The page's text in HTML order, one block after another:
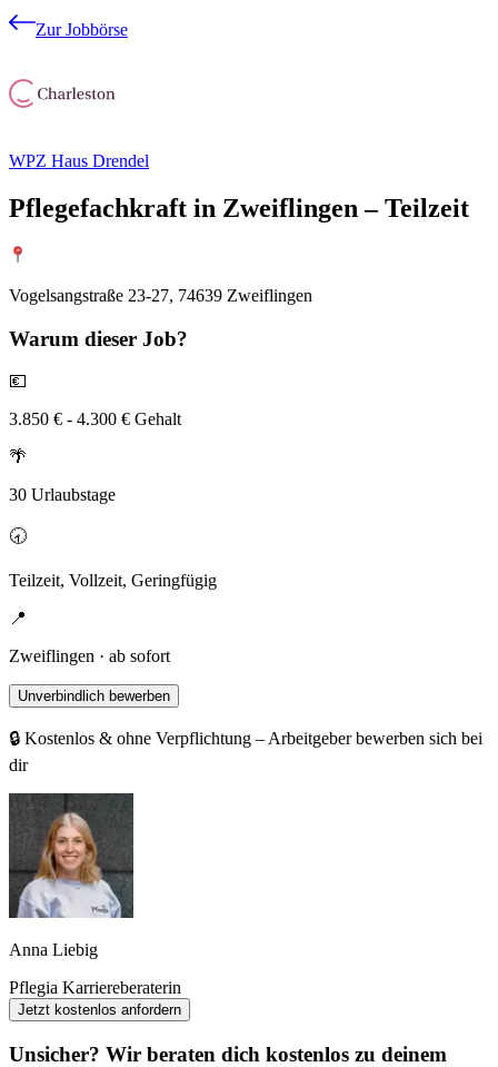
Zur Jobbörse
WPZ Haus Drendel
Pflegefachkraft in Zweiflingen – Teilzeit
Vogelsangstraße 23-27, 74639 Zweiflingen
Warum dieser Job?
💶
3.850 € - 4.300 € Gehalt
🌴
30 Urlaubstage
🕣
Teilzeit, Vollzeit, Geringfügig
📍
Zweiflingen · ab sofort
Unverbindlich bewerben
🔒 Kostenlos & ohne Verpflichtung – Arbeitgeber bewerben sich bei
dir
Anna Liebig
Pflegia Karriereberaterin
Jetzt kostenlos anfordern
Unsicher? Wir beraten dich kostenlos zu deinem